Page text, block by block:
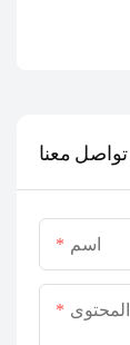
تواصل معنا
اسم
المحتوى